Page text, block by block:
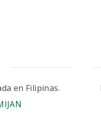
en Filipinas.